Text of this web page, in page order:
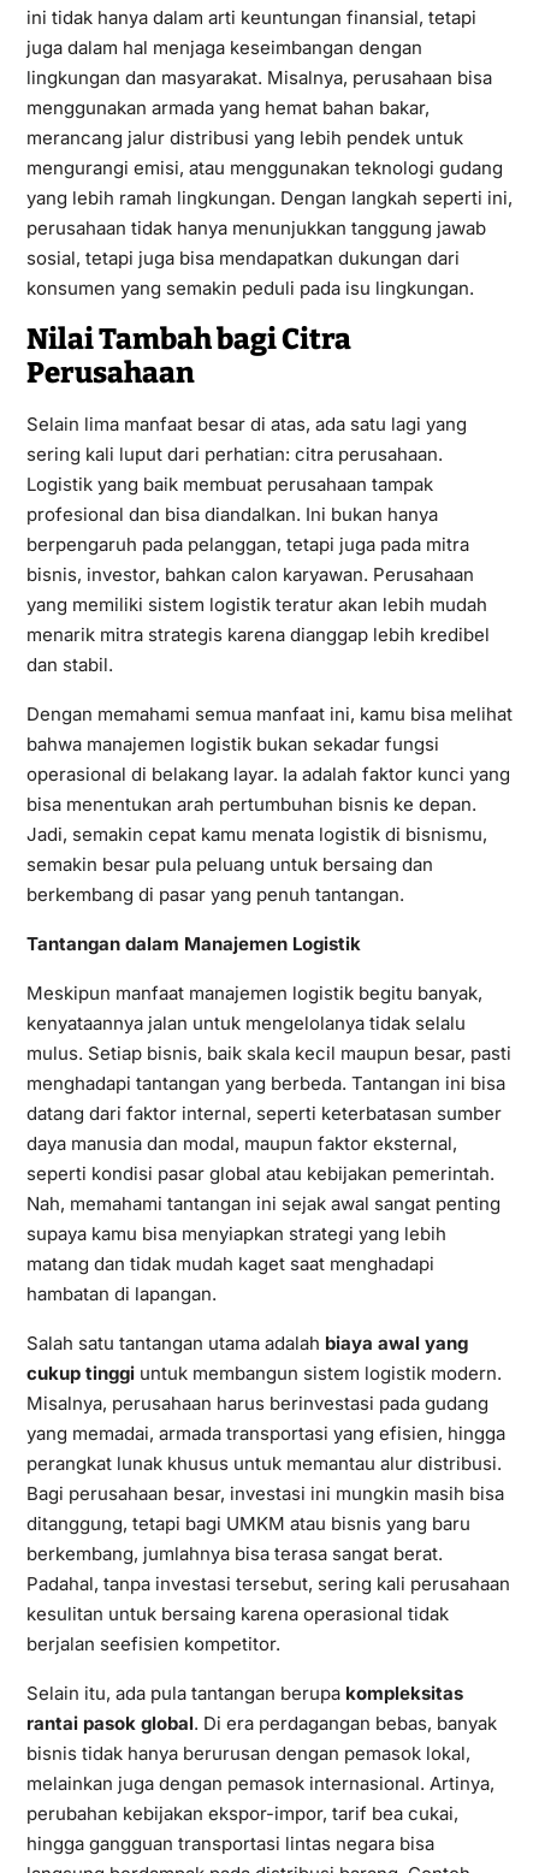
ini tidak hanya dalam arti keuntungan finansial, tetapi
juga dalam hal menjaga keseimbangan dengan
lingkungan dan masyarakat. Misalnya, perusahaan bisa
menggunakan armada yang hemat bahan bakar,
merancang jalur distribusi yang lebih pendek untuk
mengurangi emisi, atau menggunakan teknologi gudang
yang lebih ramah lingkungan. Dengan langkah seperti ini,
perusahaan tidak hanya menunjukkan tanggung jawab
sosial, tetapi juga bisa mendapatkan dukungan dari
konsumen yang semakin peduli pada isu lingkungan.
Nilai Tambah bagi Citra
Perusahaan
Selain lima manfaat besar di atas, ada satu lagi yang
sering kali luput dari perhatian: citra perusahaan.
Logistik yang baik membuat perusahaan tampak
profesional dan bisa diandalkan. Ini bukan hanya
berpengaruh pada pelanggan, tetapi juga pada mitra
bisnis, investor, bahkan calon karyawan. Perusahaan
yang memiliki sistem logistik teratur akan lebih mudah
menarik mitra strategis karena dianggap lebih kredibel
dan stabil.
Dengan memahami semua manfaat ini, kamu bisa melihat
bahwa manajemen logistik bukan sekadar fungsi
operasional di belakang layar. Ia adalah faktor kunci yang
bisa menentukan arah pertumbuhan bisnis ke depan.
Jadi, semakin cepat kamu menata logistik di bisnismu,
semakin besar pula peluang untuk bersaing dan
berkembang di pasar yang penuh tantangan.
Tantangan dalam Manajemen Logistik
Meskipun manfaat manajemen logistik begitu banyak,
kenyataannya jalan untuk mengelolanya tidak selalu
mulus. Setiap bisnis, baik skala kecil maupun besar, pasti
menghadapi tantangan yang berbeda. Tantangan ini bisa
datang dari faktor internal, seperti keterbatasan sumber
daya manusia dan modal, maupun faktor eksternal,
seperti kondisi pasar global atau kebijakan pemerintah.
Nah, memahami tantangan ini sejak awal sangat penting
supaya kamu bisa menyiapkan strategi yang lebih
matang dan tidak mudah kaget saat menghadapi
hambatan di lapangan.
Salah satu tantangan utama adalah biaya awal yang
cukup tinggiuntuk membangun sistem logistik modern.
Misalnya, perusahaan harus berinvestasi pada gudang
yang memadai, armada transportasi yang efisien, hingga
perangkat lunak khusus untuk memantau alur distribusi.
Bagi perusahaan besar, investasi ini mungkin masih bisa
ditanggung, tetapi bagi UMKM atau bisnis yang baru
berkembang, jumlahnya bisa terasa sangat berat.
Padahal, tanpa investasi tersebut, sering kali perusahaan
kesulitan untuk bersaing karena operasional tidak
berjalan seefisien kompetitor.
Selain itu, ada pula tantangan berupa kompleksitas
rantai pasok global. Di era perdagangan bebas, banyak
bisnis tidak hanya berurusan dengan pemasok lokal,
melainkan juga dengan pemasok internasional. Artinya,
perubahan kebijakan ekspor-impor, tarif bea cukai,
hingga gangguan transportasi lintas negara bisa